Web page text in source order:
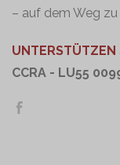
– auf dem Weg zu
UNTERSTÜTZEN
CCRA - LU55